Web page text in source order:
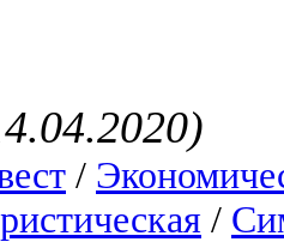
/
/